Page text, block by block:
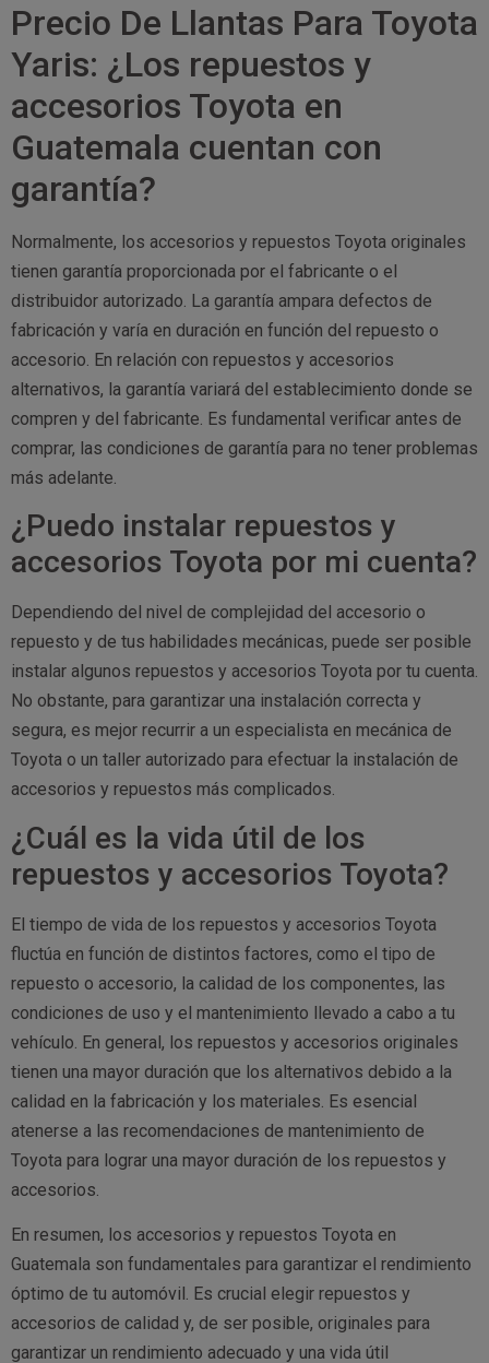
Precio De Llantas Para Toyota
Yaris: ¿Los repuestos y
accesorios Toyota en
Guatemala cuentan con
garantía?
Normalmente, los accesorios y repuestos Toyota originales
tienen garantía proporcionada por el fabricante o el
distribuidor autorizado. La garantía ampara defectos de
fabricación y varía en duración en función del repuesto o
accesorio. En relación con repuestos y accesorios
alternativos, la garantía variará del establecimiento donde se
compren y del fabricante. Es fundamental verificar antes de
comprar, las condiciones de garantía para no tener problemas
más adelante.
¿Puedo instalar repuestos y
accesorios Toyota por mi cuenta?
Dependiendo del nivel de complejidad del accesorio o
repuesto y de tus habilidades mecánicas, puede ser posible
instalar algunos repuestos y accesorios Toyota por tu cuenta.
No obstante, para garantizar una instalación correcta y
segura, es mejor recurrir a un especialista en mecánica de
Toyota o un taller autorizado para efectuar la instalación de
accesorios y repuestos más complicados.
¿Cuál es la vida útil de los
repuestos y accesorios Toyota?
El tiempo de vida de los repuestos y accesorios Toyota
fluctúa en función de distintos factores, como el tipo de
repuesto o accesorio, la calidad de los componentes, las
condiciones de uso y el mantenimiento llevado a cabo a tu
vehículo. En general, los repuestos y accesorios originales
tienen una mayor duración que los alternativos debido a la
calidad en la fabricación y los materiales. Es esencial
atenerse a las recomendaciones de mantenimiento de
Toyota para lograr una mayor duración de los repuestos y
accesorios.
En resumen, los accesorios y repuestos Toyota en
Guatemala son fundamentales para garantizar el rendimiento
óptimo de tu automóvil. Es crucial elegir repuestos y
accesorios de calidad y, de ser posible, originales para
garantizar un rendimiento adecuado y una vida útil